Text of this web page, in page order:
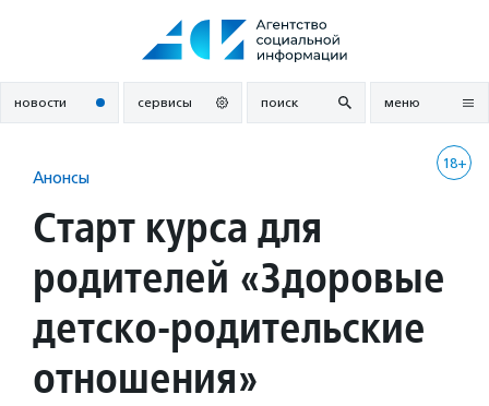
новости сервисы поиск меню
18+
Анонсы
Старт курса для
родителей «Здоровые
детско-родительские
отношения»